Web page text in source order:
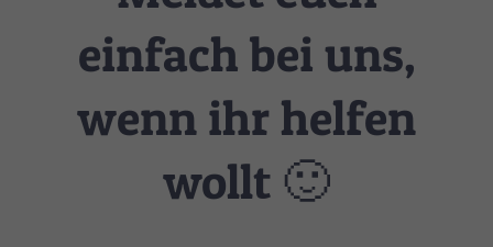
einfach bei uns,
wenn ihr helfen
wollt 🙂
Statistik Cookies erfassen Informationen anonym. Diese
Informationen helfen uns zu verstehen, wie unsere Besucher
unsere Website nutzen.
Cookie-Informationen anzeigen
Datenschutzerklärung Impressum